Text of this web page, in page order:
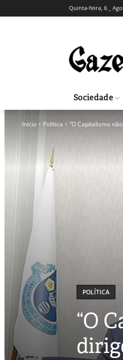
Quinta-feira, 6 _
Sociedade
Início Política “O Capitalismo
POLÍTICA
“O